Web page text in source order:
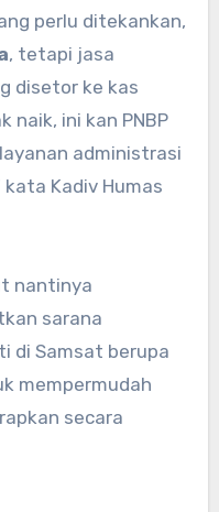
perlu ditekankan,
, tetapi jasa
disetor ke kas
naik, ini kan PNBP
administrasi
kata Kadiv Humas
nantinya
sarana
di Samsat berupa
mempermudah
secara